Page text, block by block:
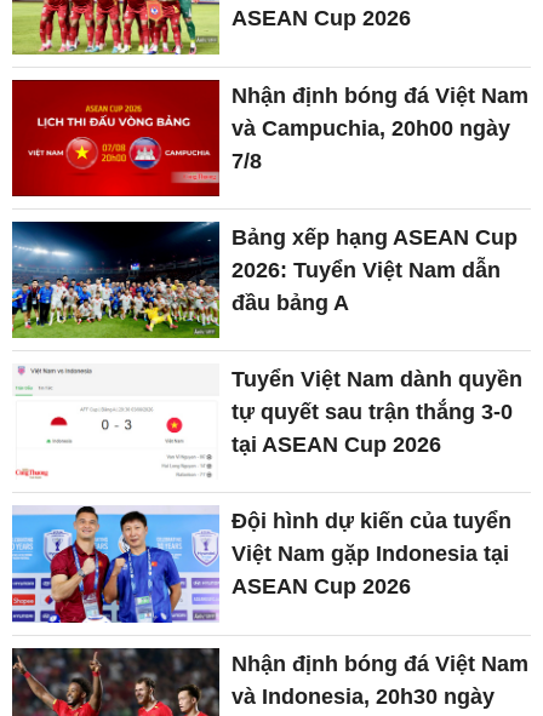
ASEAN Cup 2026
Nhận định bóng đá Việt Nam
và Campuchia, 20h00 ngày
7/8
Bảng xếp hạng ASEAN Cup
2026: Tuyển Việt Nam dẫn
đầu bảng A
Tuyển Việt Nam dành quyền
tự quyết sau trận thắng 3-0
tại ASEAN Cup 2026
Đội hình dự kiến của tuyển
Việt Nam gặp Indonesia tại
ASEAN Cup 2026
Nhận định bóng đá Việt Nam
và Indonesia, 20h30 ngày